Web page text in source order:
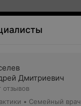
Дмитриевич
отзывов
• Семейный врач